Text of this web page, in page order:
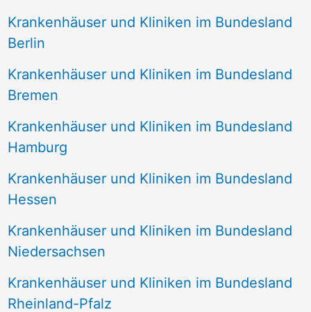
Krankenhäuser und Kliniken im Bundesland
Berlin
Krankenhäuser und Kliniken im Bundesland
Bremen
Krankenhäuser und Kliniken im Bundesland
Hamburg
Krankenhäuser und Kliniken im Bundesland
Hessen
Krankenhäuser und Kliniken im Bundesland
Niedersachsen
Krankenhäuser und Kliniken im Bundesland
Rheinland-Pfalz